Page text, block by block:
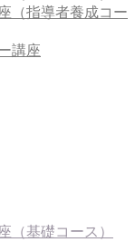
（指導者養成コー
講座
（基礎コース）